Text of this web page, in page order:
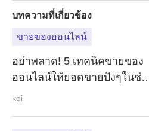
บทความที่เกี่ยวข้อง
ขายของออนไลน์
อย่าพลาด! 5 เทคนิคขายของ
ออนไลน์ให้ยอดขายปังๆในช่ว
วันสงกรานต์
koi